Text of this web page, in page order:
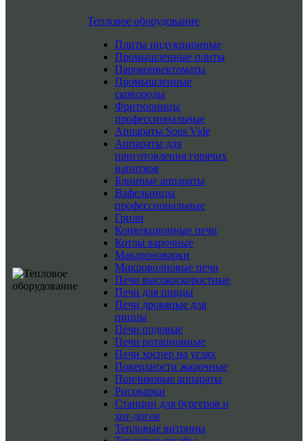
Тепловое оборудование
Плиты индукционные
Промышленные плиты
Пароконвектоматы
Промышленные
сковороды
Фритюрницы
профессиональные
Аппараты Sous Vide
Аппараты для
приготовления горячих
напитков
Блинные аппараты
Вафельницы
профессиональные
Грили
Конвекционные печи
Котлы варочные
Макароноварки
Микроволновые печи
Печи высокоскоростные
Печи для пиццы
Печи дровяные для
пиццы
Печи подовые
Печи ротационные
Печи хоспер на углях
Поверхности жарочные
Пончиковые аппараты
Рисоварки
Станции для бургеров и
хот-догов
Тепловые витрины